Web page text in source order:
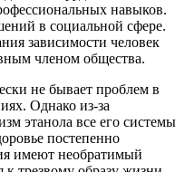
навыков.
в социальной сфере.
зависимости человек
членом общества.
не бывает проблем в
Однако из-за
этанола все его системы
постепенно
имеют необратимый